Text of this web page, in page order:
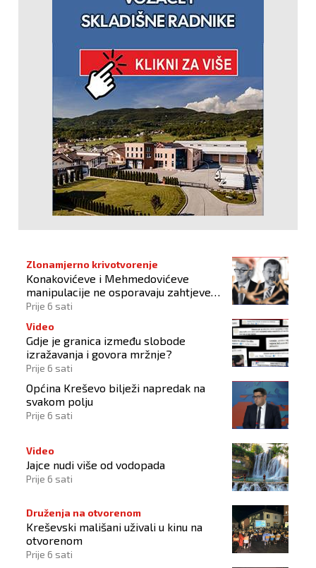
Zlonamjerno krivotvorenje
Konakovićeve i Mehmedovićeve
manipulacije ne osporavaju zahtjeve
Hrvata
Prije 6 sati
Video
Gdje je granica između slobode
izražavanja i govora mržnje?
Prije 6 sati
Općina Kreševo bilježi napredak na
svakom polju
Prije 6 sati
Video
Jajce nudi više od vodopada
Prije 6 sati
Druženja na otvorenom
Kreševski mališani uživali u kinu na
otvorenom
Prije 6 sati